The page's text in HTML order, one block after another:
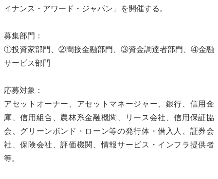
イナンス・アワード・ジャパン」を開催する。
募集部門：
①投資家部門、②間接金融部門、③資金調達者部門、④金融
サービス部門
応募対象：
アセットオーナー、アセットマネージャー、銀行、信用金
庫、信用組合、農林系金融機関、リース会社、信用保証協
会、 グリーンボンド ・ローン等の発行体・借入人、証券会
社、保険会社、評価機関、情報サービス・インフラ提供者
等。